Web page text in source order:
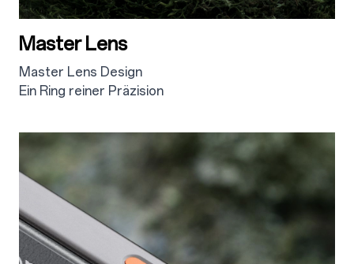
Master Lens
Master Lens Design
Ein Ring reiner Präzision